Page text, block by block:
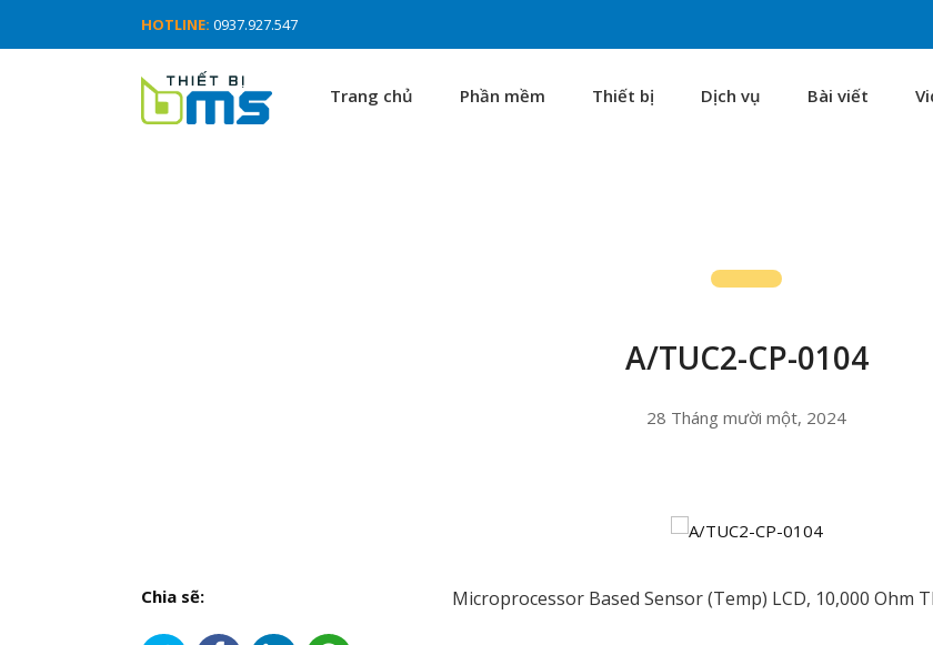
HOTLINE: 0937.927.547
Trang chủ Phần mềm Thiết bị Dịch vụ Bài viết
A/TUC2-CP-0104
28 Tháng mười một, 2024
Chia sẽ: Microprocessor Based Sensor (Temp) LCD, 10,000 Ohm